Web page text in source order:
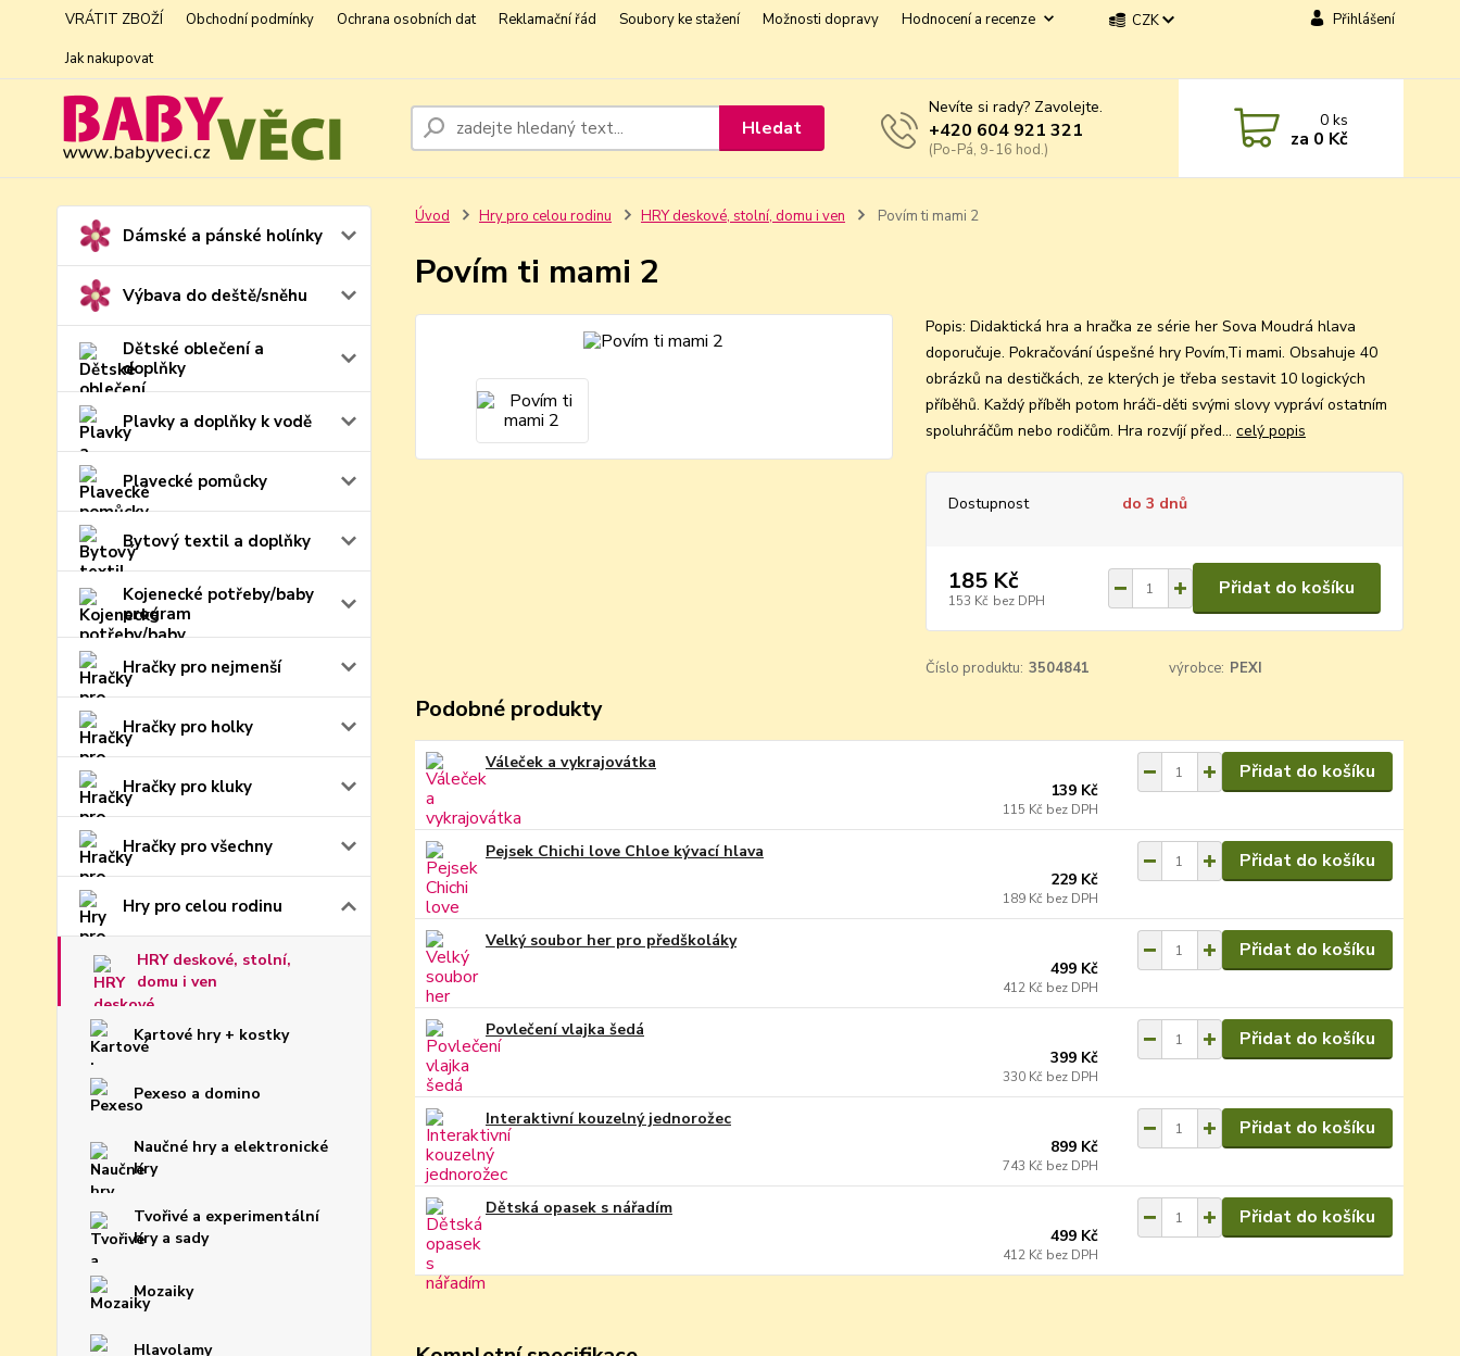
VRÁTIT ZBOŽÍ Obchodní podmínky Ochrana osobních dat Reklamační řád Soubory ke stažení Možnosti dopravy
Hodnocení a recenze
Jak nakupovat
CZK Přihlášení
Hledat
Nevíte si rady? Zavolejte.
+420 604 921 321
(Po-Pá, 9-16 hod.)
0ks
za 0 Kč
Dámské a pánské holínky
Výbava do deště/sněhu
Dětské oblečení a
doplňky
Plavky a doplňky k vodě
Plavecké pomůcky
Bytový textil a doplňky
Kojenecké potřeby/baby
program
Hračky pro nejmenší
Hračky pro holky
Hračky pro kluky
Hračky pro všechny
Hry pro celou rodinu
HRY deskové, stolní,
domu i ven
Kartové hry + kostky
Pexeso a domino
Naučné hry a elektronické
hry
Tvořivé a experimentální
hry a sady
Mozaiky
Hlavolamy
Úvod Hry pro celou rodinu HRY deskové, stolní, domu i ven Povím ti mami 2
Povím ti mami 2
Popis: Didaktická hra a hračka ze série her Sova Moudrá hlava
doporučuje. Pokračování úspešné hry Povím,Ti mami. Obsahuje 40
obrázků na destičkách, ze kterých je třeba sestavit 10 logických
příběhů. Každý příběh potom hráči-děti svými slovy vypráví ostatním
spoluhráčům nebo rodičům. Hra rozvíjí před... celý popis
Dostupnost do 3 dnů
185 Kč
153 Kč bez DPH
Přidat do košíku
Číslo produktu: 3504841 výrobce: PEXI
Podobné produkty
Váleček a vykrajovátka
139 Kč
115 Kč bez DPH
Přidat do košíku
Pejsek Chichi love Chloe kývací hlava
229 Kč
189 Kč bez DPH
Přidat do košíku
Velký soubor her pro předškoláky
499 Kč
412 Kč bez DPH
Přidat do košíku
Povlečení vlajka šedá
399 Kč
330 Kč bez DPH
Přidat do košíku
Interaktivní kouzelný jednorožec
899 Kč
743 Kč bez DPH
Přidat do košíku
Dětská opasek s nářadím
499 Kč
412 Kč bez DPH
Přidat do košíku